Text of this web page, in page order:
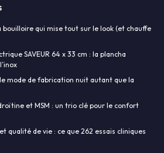
bouilloire qui mise tout sur le look (et chauffe
SAVEUR 64 x 33 cm : la plancha
mode de fabrication nuit autant que la
et MSM : un trio clé pour le confort
qualité de vie : ce que 262 essais cliniques